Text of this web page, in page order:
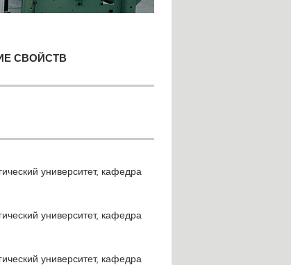
СВОЙСТВ
университет, кафедра
университет, кафедра
университет, кафедра